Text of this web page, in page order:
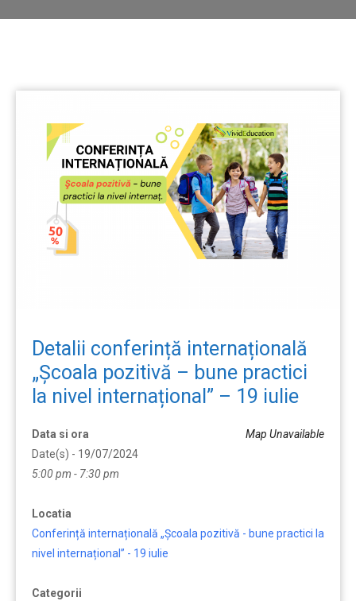
Detalii conferință internațională
„Școala pozitivă – bune practici
la nivel internațional” – 19 iulie
Map Unavailable
Data si ora
Date(s) - 19/07/2024
5:00 pm - 7:30 pm
Locatia
Conferință internațională „Școala pozitivă - bune practici la
nivel internațional” - 19 iulie
Categorii